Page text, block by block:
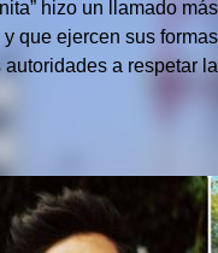
hizo un llamado
que ejercen sus
a respetar